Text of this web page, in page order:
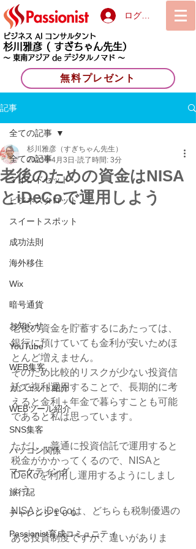
ログイン
ビジネス AI コンサルタント
杉川雅彦 ( すぎちゃん先生）
〜 東南アジア de デジタルノマド 〜
無料プレゼント
記事
全ての記事
マインドセット
ビジネスタロット
スイートスポット
成功法則
海外移住
Wix
暗号通貨
お知らせ
YouTube
WEB集客
ガジェット紹介
WEBツール紹介
SNS集客
パソコン関係
マーケティング
旅行記
チャレンジ１００
Passionist育成コミュニティ
全ての記事
老後のための資金はNISA
とiDeCoで運用しよう
杉川雅彦（すぎちゃん先生）
2023年4月3日 読了時間: 3分
老後の資金を貯蓄するにあたっては、
銀行に預けていても金利が安いためほ
とんど増えません。
そのため比較的リスクが少ない投資信
託で複利運用することで、長期的に考
えると金利＋年金で暮らすことも可能
であると私は思っています。
ただし、普通に投資信託で運用すると
税金がかかってくるので、NISAと
iDeKoを利用し運用するようにしまし
ょう。
NISAとiDeCoは、どちらも税制優遇の
ある投資制度ですが、違いがありま